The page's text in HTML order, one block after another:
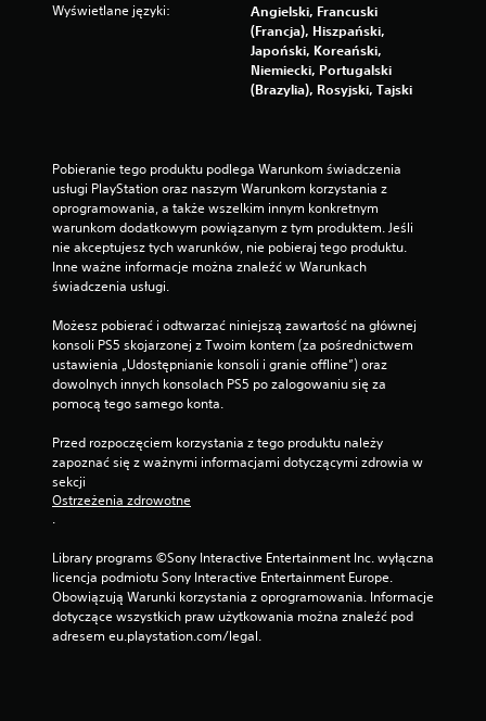
Wyświetlane języki:
Angielski, Francuski
(Francja), Hiszpański,
Japoński, Koreański,
Niemiecki, Portugalski
(Brazylia), Rosyjski, Tajski
Pobieranie tego produktu podlega Warunkom świadczenia
usługi PlayStation oraz naszym Warunkom korzystania z
oprogramowania, a także wszelkim innym konkretnym
warunkom dodatkowym powiązanym z tym produktem. Jeśli
nie akceptujesz tych warunków, nie pobieraj tego produktu.
Inne ważne informacje można znaleźć w Warunkach
świadczenia usługi.
Możesz pobierać i odtwarzać niniejszą zawartość na głównej
konsoli PS5 skojarzonej z Twoim kontem (za pośrednictwem
ustawienia „Udostępnianie konsoli i granie offline”) oraz
dowolnych innych konsolach PS5 po zalogowaniu się za
pomocą tego samego konta.
Przed rozpoczęciem korzystania z tego produktu należy
zapoznać się z ważnymi informacjami dotyczącymi zdrowia w
sekcji
Ostrzeżenia zdrowotne
.
Library programs ©Sony Interactive Entertainment Inc. wyłączna
licencja podmiotu Sony Interactive Entertainment Europe.
Obowiązują Warunki korzystania z oprogramowania. Informacje
dotyczące wszystkich praw użytkowania można znaleźć pod
adresem eu.playstation.com/legal.